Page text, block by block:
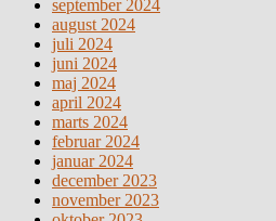
september 2024
august 2024
juli 2024
juni 2024
maj 2024
april 2024
marts 2024
februar 2024
januar 2024
december 2023
november 2023